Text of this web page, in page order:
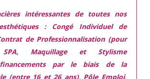
intéressantes de toutes nos
:Congé Individuel de
de Professionnalisation (pour
Maquillage et Stylisme
par le biais de la
(entre 16 et 26 ans), Pôle Emploi,